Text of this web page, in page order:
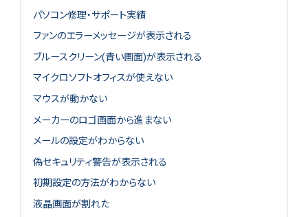
パソコン修理・サポート実績
ファンのエラーメッセージが表示される
ブルースクリーン(青い画面)が表示される
マイクロソフトオフィスが使えない
マウスが動かない
メーカーのロゴ画面から進まない
メールの設定がわからない
偽セキュリティ警告が表示される
初期設定の方法がわからない
液晶画面が割れた